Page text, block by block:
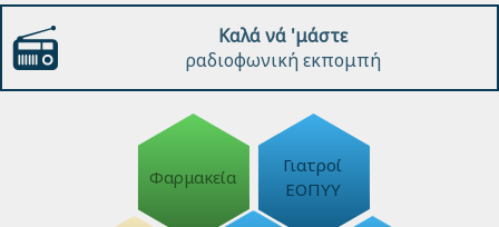
Καλά νά 'μάστε
ραδιοφωνική εκπομπή
Φαρμακεία
Γιατροί
ΕΟΠΥΥ